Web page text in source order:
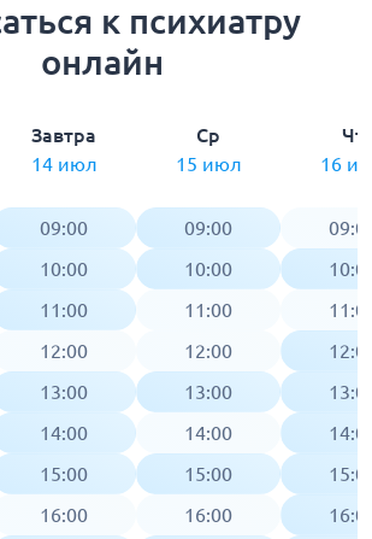
к психиатру
онлайн
Завтра
14 июл
09:00
10:00
11:00
12:00
13:00
14:00
15:00
16:00
Ср
15 июл
09:00
10:00
11:00
12:00
13:00
14:00
15:00
16:00
Чт
16